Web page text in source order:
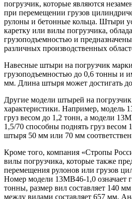
погрузчик, которые являются
при перемещении грузов
рулоны и бетонные кольца. Штыри
каретку или вилы погрузчика,
грузоподъемностью и
различных производственных
Навесные штыри на погрузчик
грузоподъемностью до 0,6 тонны и
мм. Длина штыря может достигать
Другие модели штырей на
характеристики. Например, модель
груз весом до 1,2 тонн, а модели
1,5/70 способны поднять груз весом
штыря 50 мм или 70 мм
Кроме того, компания «Стропы
вилы погрузчика, которые также
перемещения рулонов или грузов
Номер модели 13MB46-1,0 означает
тонны, размер вил составляет 140
между вилами составляет 657 мм.